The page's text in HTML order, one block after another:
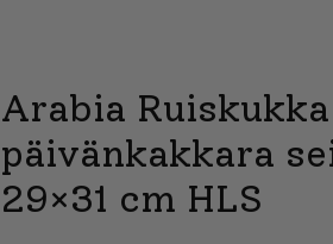
Arabia
päivänkakkara
29×31 cm HLS